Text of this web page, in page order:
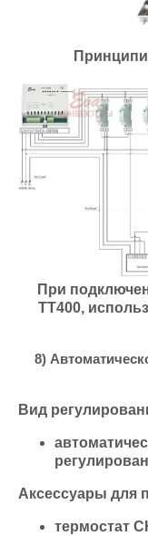
При
ТТ400,
8)
Вид
Аксессуары для
термостат